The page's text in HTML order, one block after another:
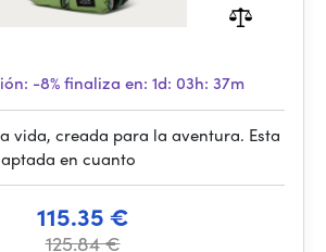
-8%finaliza en: 1d: 03h: 37m
vida, creada para la aventura. Esta
en cuanto
115.35 €
125.84 €